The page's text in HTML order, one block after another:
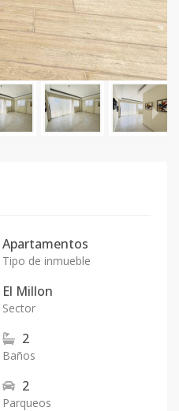
Apartamentos
Tipo de inmueble
El Millon
Sector
2
Baños
2
Parqueos